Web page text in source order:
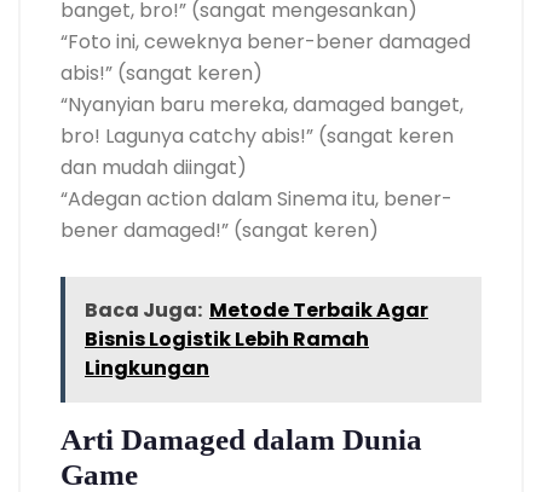
banget, bro!” (sangat mengesankan)
“Foto ini, ceweknya bener-bener damaged
abis!” (sangat keren)
“Nyanyian baru mereka, damaged banget,
bro! Lagunya catchy abis!” (sangat keren
dan mudah diingat)
“Adegan action dalam Sinema itu, bener-
bener damaged!” (sangat keren)
Baca Juga: Metode Terbaik Agar
Bisnis Logistik Lebih Ramah
Lingkungan
Arti Damaged dalam Dunia
Game